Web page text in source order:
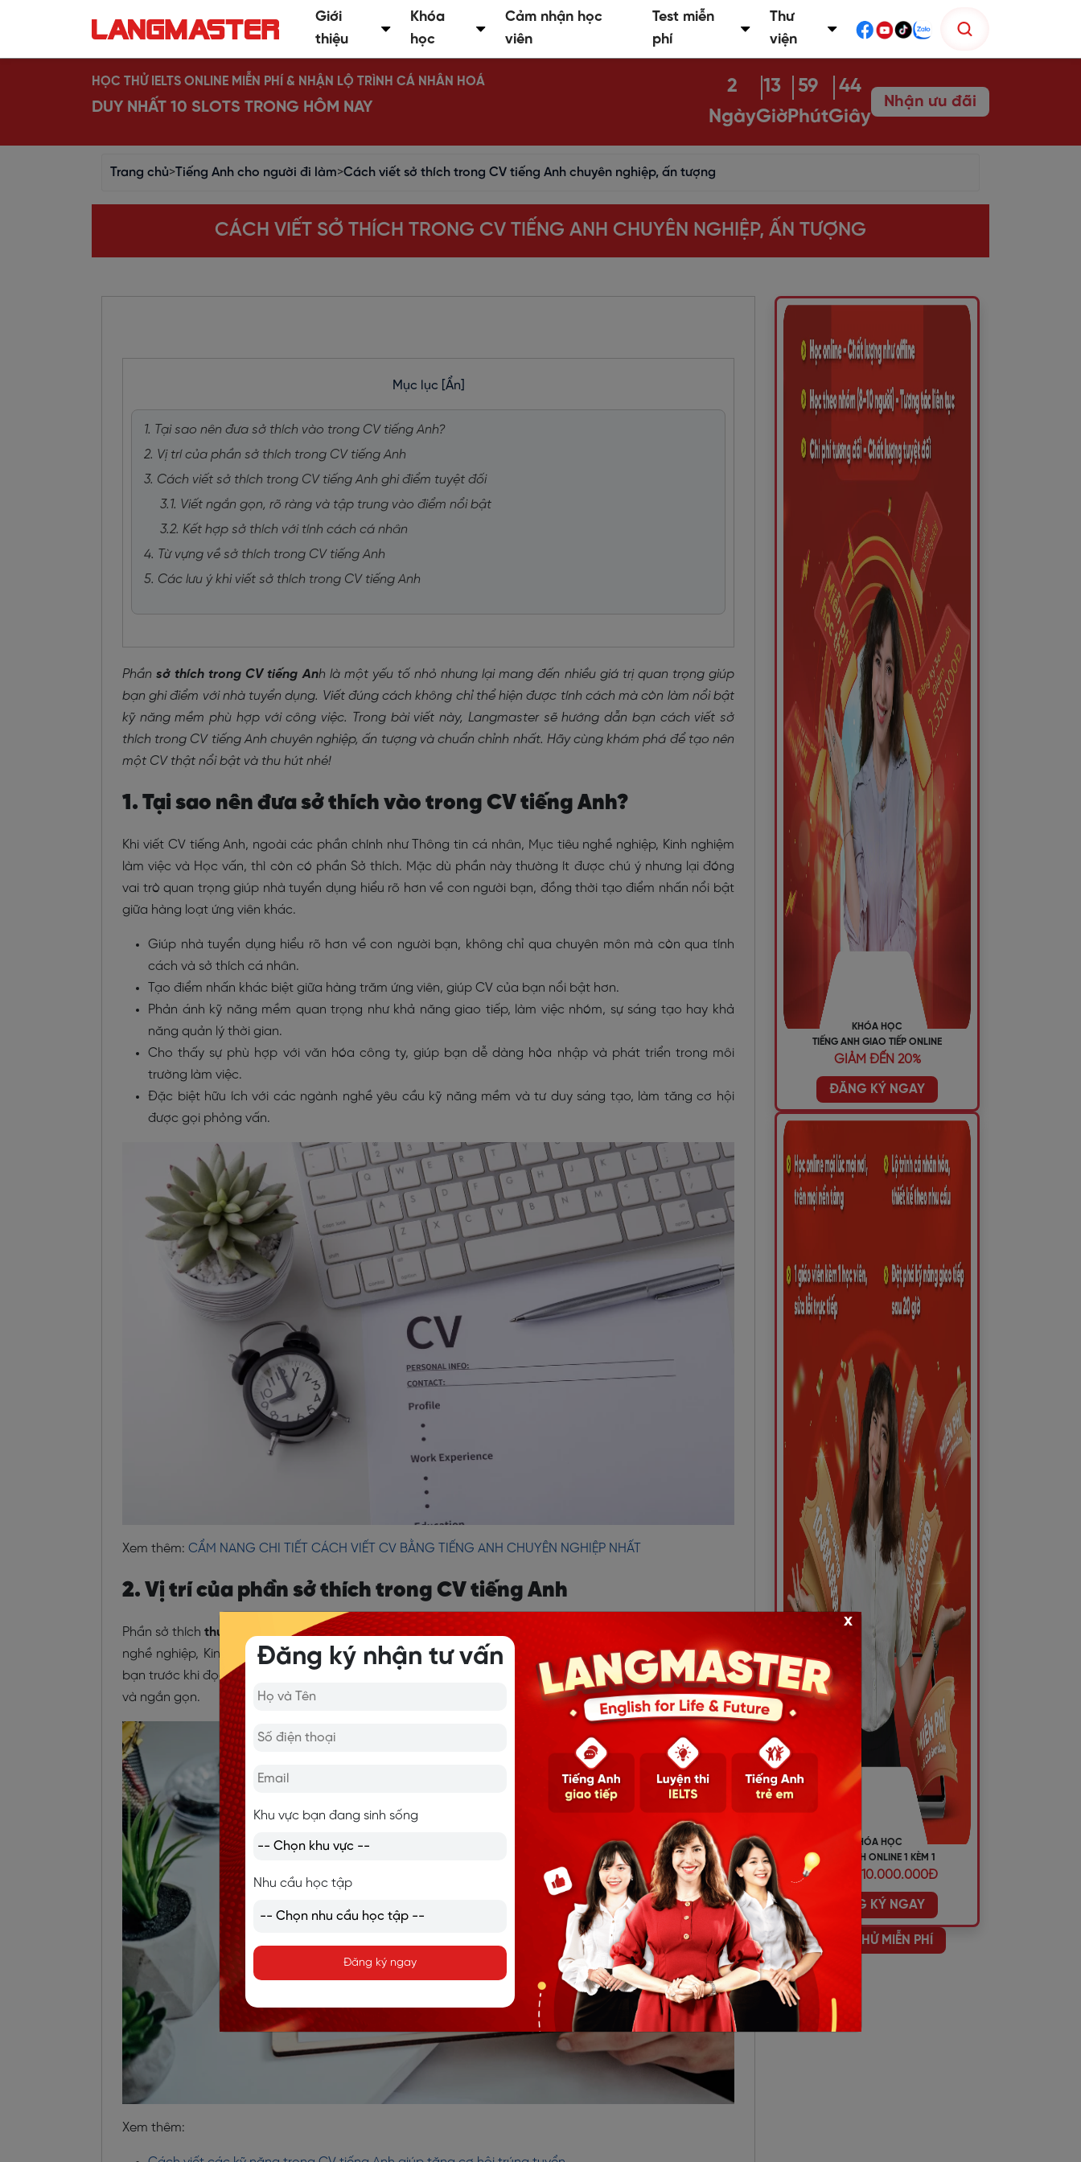
Giới
thiệu
Khóa
học
Cảm nhận học
viên
Test miễn
phí
Thư
viện
HỌC THỬ IELTS ONLINE MIỄN PHÍ & NHẬN LỘ TRÌNH CÁ NHÂN HOÁ
DUY NHẤT 10 SLOTS TRONG HÔM NAY
2
Ngày
13
Giờ
59
Phút
42
Giây
Nhận ưu đãi
Trang chủ>Tiếng Anh cho người đi làm>Cách viết sở thích trong CV tiếng Anh chuyên nghiệp, ấn tượng
CÁCH VIẾT SỞ THÍCH TRONG CV TIẾNG ANH CHUYÊN NGHIỆP, ẤN TƯỢNG
Mục lục [Ẩn]
1. Tại sao nên đưa sở thích vào trong CV tiếng Anh?
2. Vị trí của phần sở thích trong CV tiếng Anh
3. Cách viết sở thích trong CV tiếng Anh ghi điểm tuyệt đối
3.1. Viết ngắn gọn, rõ ràng và tập trung vào điểm nổi bật
3.2. Kết hợp sở thích với tính cách cá nhân
4. Từ vựng về sở thích trong CV tiếng Anh
5. Các lưu ý khi viết sở thích trong CV tiếng Anh
Phầnsở thích trong CV tiếng Anh là một yếu tố nhỏ nhưng lại mang đến nhiều giá trị quan trọng giúp
bạn ghi điểm với nhà tuyển dụng. Viết đúng cách không chỉ thể hiện được tính cách mà còn làm nổi bật
kỹ năng mềm phù hợp với công việc. Trong bài viết này, Langmaster sẽ hướng dẫn bạn cách viết sở
thích trong CV tiếng Anh chuyên nghiệp, ấn tượng và chuẩn chỉnh nhất. Hãy cùng khám phá để tạo nên
một CV thật nổi bật và thu hút nhé!
1. Tại sao nên đưa sở thích vào trong CV tiếng Anh?
Khi viết CV tiếng Anh, ngoài các phần chính như Thông tin cá nhân, Mục tiêu nghề nghiệp, Kinh nghiệm
làm việc và Học vấn, thì còn có phần Sở thích. Mặc dù phần này thường ít được chú ý nhưng lại đóng
vai trò quan trọng giúp nhà tuyển dụng hiểu rõ hơn về con người bạn, đồng thời tạo điểm nhấn nổi bật
giữa hàng loạt ứng viên khác.
Giúp nhà tuyển dụng hiểu rõ hơn về con người bạn, không chỉ qua chuyên môn mà còn qua tính
cách và sở thích cá nhân.
Tạo điểm nhấn khác biệt giữa hàng trăm ứng viên, giúp CV của bạn nổi bật hơn.
Phản ánh kỹ năng mềm quan trọng như khả năng giao tiếp, làm việc nhóm, sự sáng tạo hay khả
năng quản lý thời gian.
Cho thấy sự phù hợp với văn hóa công ty, giúp bạn dễ dàng hòa nhập và phát triển trong môi
trường làm việc.
Đặc biệt hữu ích với các ngành nghề yêu cầu kỹ năng mềm và tư duy sáng tạo, làm tăng cơ hội
được gọi phỏng vấn.
Xem thêm: CẨM NANG CHI TIẾT CÁCH VIẾT CV BẰNG TIẾNG ANH CHUYÊN NGHIỆP NHẤT
2. Vị trí của phần sở thích trong CV tiếng Anh
Phần sở thích thường được đặt ở cuối CV tiếng Anh , sau các mục chính như Thông tin cá nhân, Mục tiêu
nghề nghiệp, Kinh nghiệm làm việc và Học vấn. Vị trí này giúp nhà tuyển dụng có cái nhìn tổng thể về
bạn trước khi đọc đến sở thích, đồng thời không chiếm quá nhiều diện tích của CV, giữ sự chuyên nghiệp
và ngắn gọn.
Xem thêm:
KHÓA HỌC
TIẾNG ANH GIAO TIẾP ONLINE
GIẢM ĐẾN 20%
ĐĂNG KÝ NGAY
KHÓA HỌC
TIẾNG ANH ONLINE 1 KÈM 1
ƯU ĐÃI 10.000.000Đ
ĐĂNG KÝ NGAY
HỌC THỬ MIỄN PHÍ
Đăng ký nhận tư vấn
Khu vực bạn đang sinh sống
Nhu cầu học tập
Đăng ký ngay
x